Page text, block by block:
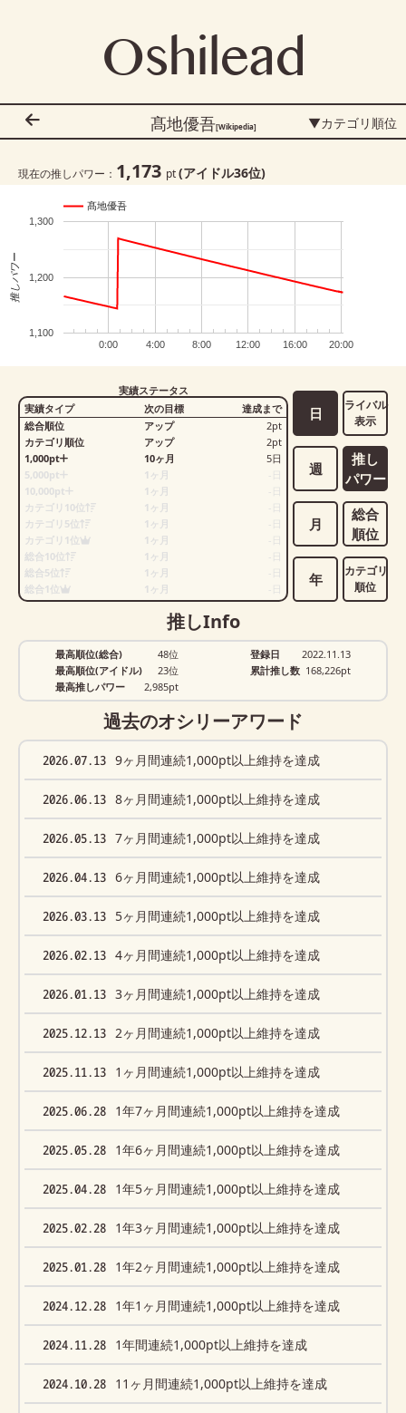
Oshilead
髙地優吾[Wikipedia] ▼カテゴリ順位
現在の推しパワー： 1,173 pt(アイドル36位)
髙地優吾
0:00 4:00 8:00 12:00 16:00 20:00
1,100
1,200
1,300
推しパワー
実績ステータス
実績タイプ
次の目標
達成まで
総合順位
アップ 2pt
カテゴリ順位
アップ 2pt
1,000pt
10ヶ月 5日
5,000pt
1ヶ月
日
10,000pt
1ヶ月
日
カテゴリ10位
1ヶ月
日
カテゴリ5位
1ヶ月
日
カテゴリ1位
1ヶ月
日
総合10位
1ヶ月
日
総合5位
1ヶ月
日
総合1位
1ヶ月 日
日
週
月
年
ライバル
表示
推し
パワー
総合
順位
カテゴリ
順位
推しInfo
最高順位(総合)
48位
最高順位(アイドル)
23位
最高推しパワー
2,985pt
登録日
2022.11.13
累計推し数 168,226pt
過去のオシリーアワード
2026.07.13 9ヶ月間連続1,000pt以上維持を達成
2026.06.13 8ヶ月間連続1,000pt以上維持を達成
2026.05.13 7ヶ月間連続1,000pt以上維持を達成
2026.04.13 6ヶ月間連続1,000pt以上維持を達成
2026.03.13 5ヶ月間連続1,000pt以上維持を達成
2026.02.13 4ヶ月間連続1,000pt以上維持を達成
2026.01.13 3ヶ月間連続1,000pt以上維持を達成
2025.12.13 2ヶ月間連続1,000pt以上維持を達成
2025.11.13 1ヶ月間連続1,000pt以上維持を達成
2025.06.28 1年7ヶ月間連続1,000pt以上維持を達成
2025.05.28 1年6ヶ月間連続1,000pt以上維持を達成
2025.04.28 1年5ヶ月間連続1,000pt以上維持を達成
2025.02.28 1年3ヶ月間連続1,000pt以上維持を達成
2025.01.28 1年2ヶ月間連続1,000pt以上維持を達成
2024.12.28 1年1ヶ月間連続1,000pt以上維持を達成
2024.11.28 1年間連続1,000pt以上維持を達成
2024.10.28 11ヶ月間連続1,000pt以上維持を達成